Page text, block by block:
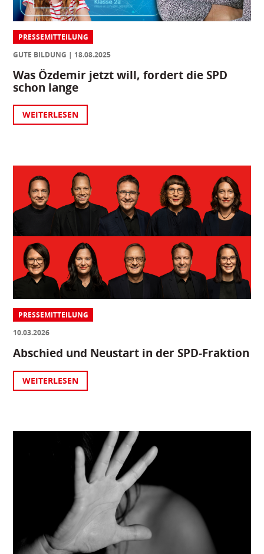
PRESSEMITTEILUNG
GUTE BILDUNG
18.08.2025
Was Özdemir jetzt will, fordert die SPD
schon lange
WEITERLESEN
PRESSEMITTEILUNG
10.03.2026
Abschied und Neustart in der SPD-Fraktion
WEITERLESEN